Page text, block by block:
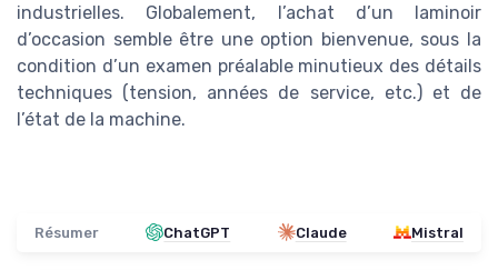
industrielles. Globalement, l’achat d’un laminoir
d’occasion semble être une option bienvenue, sous la
condition d’un examen préalable minutieux des détails
techniques (tension, années de service, etc.) et de
l’état de la machine.
Résumer ChatGPT Claude Mistral